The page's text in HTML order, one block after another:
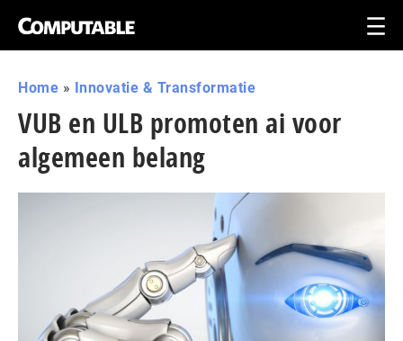
Home » Innovatie & Transformatie
VUB en ULB promoten ai voor
algemeen belang